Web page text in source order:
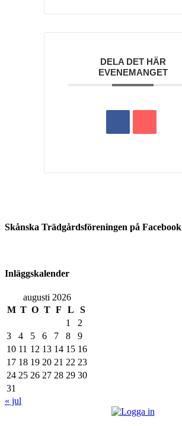
DELA DET HÄR
EVENEMANGET
Skånska Trädgårdsföreningen på Facebook
Inläggskalender
augusti 2026
M T O T F L
S
1
2
3
4 5 6 7 8
9
10 11 12 13 14 15 16
17 18 19 20 21 22 23
24 25 26 27 28 29 30
31
« jul